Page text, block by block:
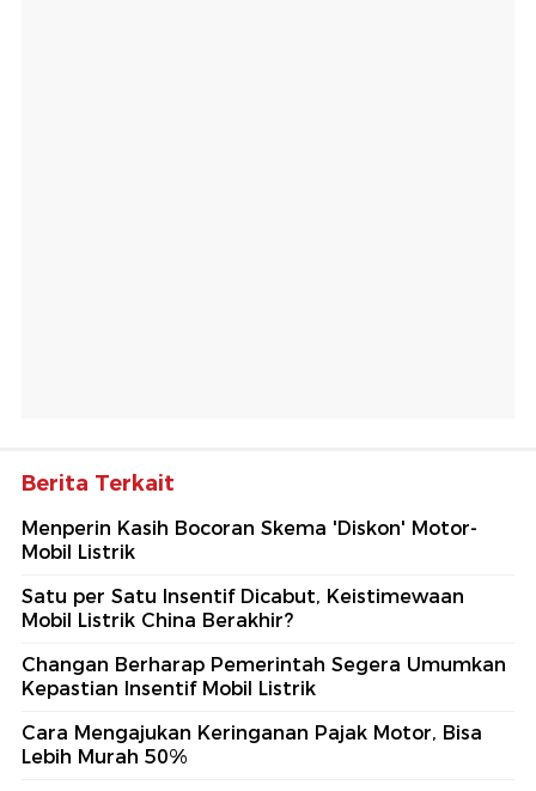
Berita Terkait
Menperin Kasih Bocoran Skema 'Diskon' Motor-
Mobil Listrik
Satu per Satu Insentif Dicabut, Keistimewaan
Mobil Listrik China Berakhir?
Changan Berharap Pemerintah Segera Umumkan
Kepastian Insentif Mobil Listrik
Cara Mengajukan Keringanan Pajak Motor, Bisa
Lebih Murah 50%